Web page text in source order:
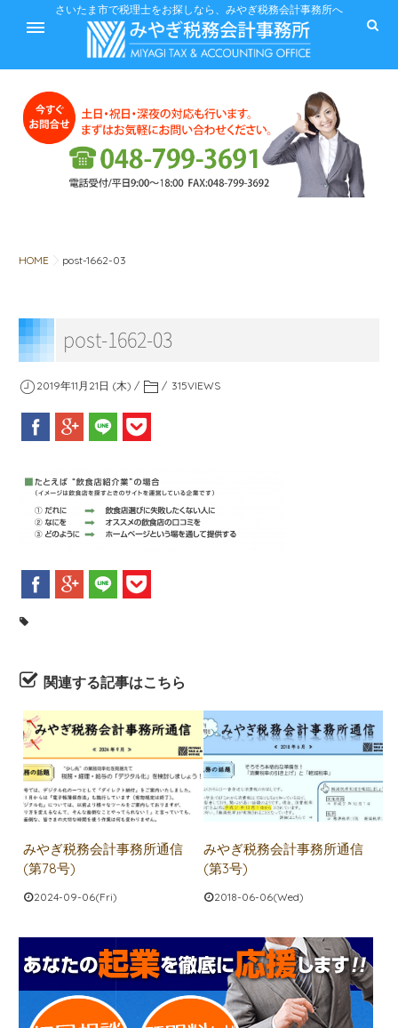
さいたま市で税理士をお探しなら、みやぎ税務会計事務所へ
ホーム
サービス
みやぎ税務会計事務所
お問合せ
HOME post-1662-03
post-1662-03
2019年11月21日 (木) 315VIEWS
関連する記事はこちら
みやぎ税務会計事務所通信
(第78号)
2024-09-06(Fri)
みやぎ税務会計事務所通信
(第3号)
2018-06-06(Wed)